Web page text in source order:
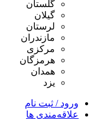
گلستان
گیلان
لرستان
مازندران
مرکزی
هرمزگان
همدان
یزد
ورود / ثبت نام
علاقه‌مندی ها